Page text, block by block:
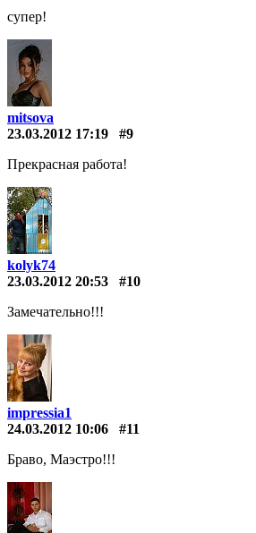
супер!
mitsova
23.03.2012 17:19
#9
Прекрасная работа!
kolyk74
23.03.2012 20:53
#10
Замечательно!!!
impressia1
24.03.2012 10:06
#11
Браво, Маэстро!!!